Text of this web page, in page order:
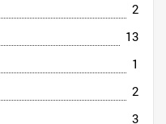
2
13
1
2
3